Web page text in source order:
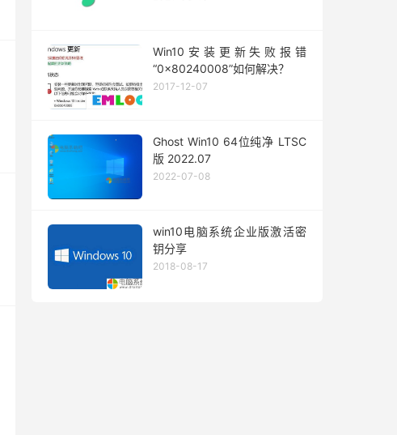
Win10安装更新失败报错
“0x80240008”如何解决？
2017-12-07
Ghost Win10 64位纯净 LTSC
版 2022.07
2022-07-08
win10电脑系统企业版激活密
钥分享
2018-08-17